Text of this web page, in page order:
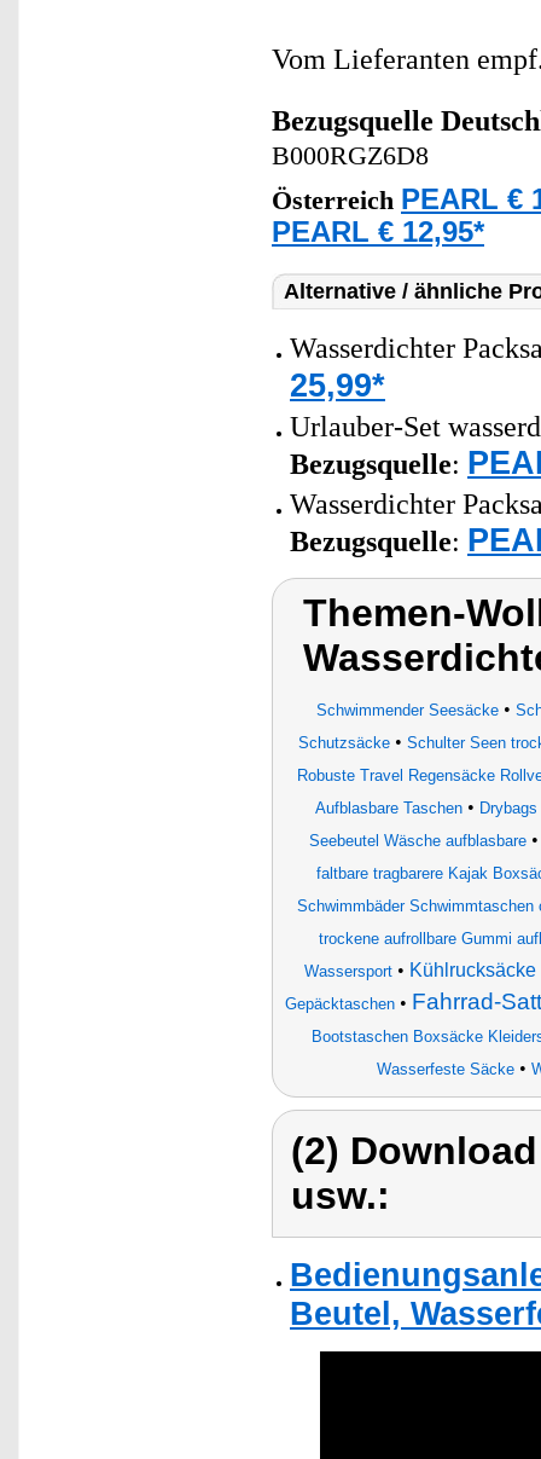
Vom Lieferanten
Bezugsquelle
B000RGZ6D8
Österreich PEARL €
PEARL € 12,95*
Alternative / ähnliche
Wasserdichter
25,99*
Urlauber-Set
Bezugsquelle:
Wasserdichter
Bezugsquelle:
Themen-
Schwimmender Seesäcke•
Schutzsäcke• Schulter Seen
Robuste Travel Regensäcke
Aufblasbare Taschen• Drybags
Seebeutel Wäsche aufblasbare
faltbare tragbarere Kajak
Schwimmbäder Schwimmtaschen
trockene aufrollbare Gummi
Wassersport • Kühlrucksäcke
Gepäcktaschen • Fahrrad-
Bootstaschen Boxsäcke
Wasserfeste Säcke •
(2)
usw.:
Beutel,